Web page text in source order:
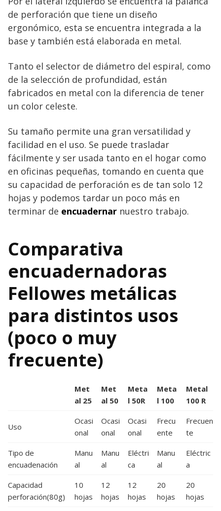
de perforación que tiene un diseño
ergonómico, esta se encuentra integrada a la
base y también está elaborada en metal.
Tanto el selector de diámetro del espiral, como
de la selección de profundidad, están
fabricados en metal con la diferencia de tener
un color celeste.
Su tamaño permite una gran versatilidad y
facilidad en el uso. Se puede trasladar
fácilmente y ser usada tanto en el hogar como
en oficinas pequeñas, tomando en cuenta que
su capacidad de perforación es de tan solo 12
hojas y podemos tardar un poco más en
terminar de encuadernar nuestro trabajo.
Comparativa
encuadernadoras
Fellowes metálicas
para distintos usos
(poco o muy
frecuente)
Met
al 25
Met
al 50
Meta
l 50R
Meta
l 100
Metal
100 R
Uso
Ocasi
onal
Ocasi
onal
Ocasi
onal
Frecu
ente
Frecuen
te
Tipo de
encuadenación
Manu
al
Manu
al
Eléctri
ca
Manu
al
Eléctric
a
Capacidad
perforación(80g)
10
hojas
12
hojas
12
hojas
20
hojas
20
hojas